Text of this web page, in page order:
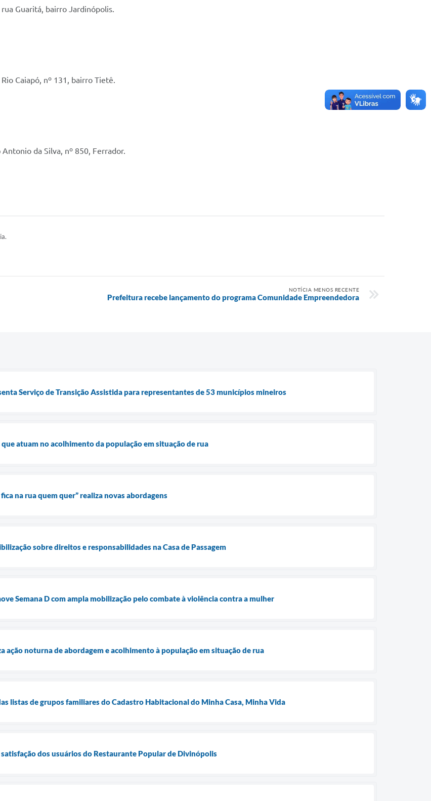
Guaritá, bairro Jardinópolis.
Caiapó, nº 131, bairro Tietê.
da Silva, nº 850, Ferrador.
NOTÍCIA MENOS RECENTE
Prefeitura recebe lançamento do programa Comunidade Empreendedora
Serviço de Transição Assistida para representantes de 53 municípios mineiros
atuam no acolhimento da população em situação de rua
na rua quem quer” realiza novas abordagens
sobre direitos e responsabilidades na Casa de Passagem
Semana D com ampla mobilização pelo combate à violência contra a mulher
ação noturna de abordagem e acolhimento à população em situação de rua
listas de grupos familiares do Cadastro Habitacional do Minha Casa, Minha Vida
dos usuários do Restaurante Popular de Divinópolis